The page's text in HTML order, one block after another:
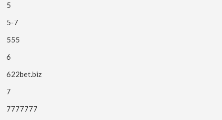
5
5-7
555
6
622bet.biz
7
7777777